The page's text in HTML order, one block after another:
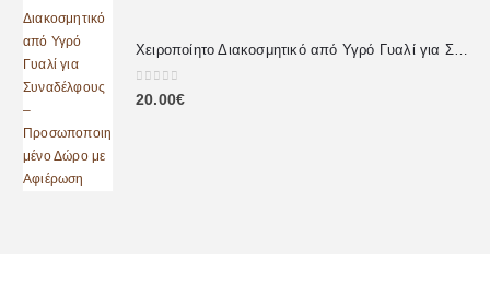
Χειροποίητο Διακοσμητικό από Υγρό Γυαλί για Συναδέλφους – Προσωποποιημένο Δώρο με Αφιέρωση
0out of 5
20.00€